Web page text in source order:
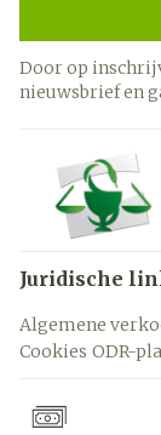
Door op
nieuwsbrief en
Juridische
Algemene
Cookies ODR-